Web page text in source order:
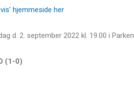
hjemmeside her
d. 2. september 2022 kl. 19.00 i Parken
(1-0)